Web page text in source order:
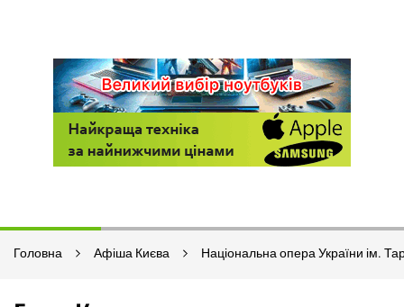
Головна Афіша Києва Національна опера України ім.